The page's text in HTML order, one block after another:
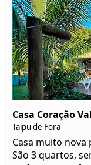
Casa Coração
Taipu de Fora
Casa muito nova
São 3 quartos,